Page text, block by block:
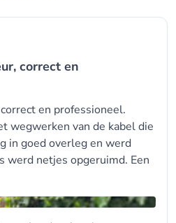
correct en
en professioneel.
wegwerken van de kabel die
in goed overleg en werd
werd netjes opgeruimd. Een